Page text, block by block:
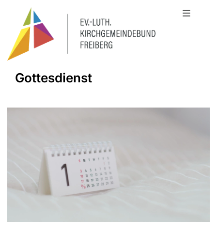
Gottesdienst